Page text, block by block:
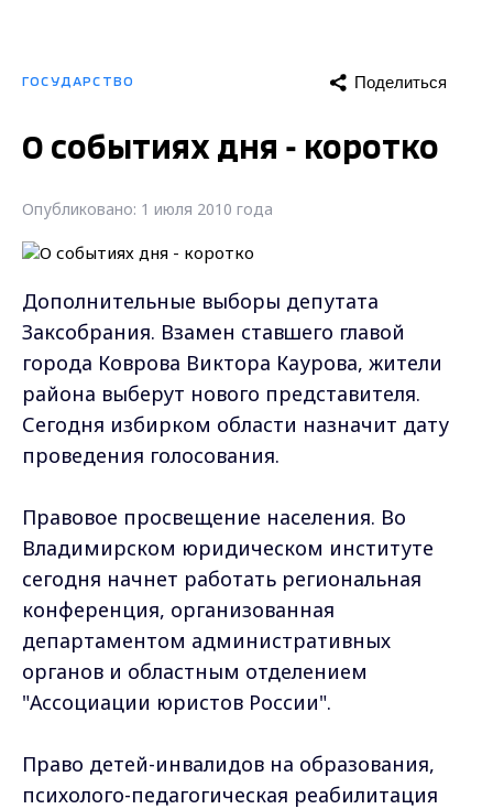
ГОСУДАРСТВО Поделиться
О событиях дня - коротко
Опубликовано: 1 июля 2010 года
Дополнительные выборы депутата
Заксобрания. Взамен ставшего главой
города Коврова Виктора Каурова, жители
района выберут нового представителя.
Сегодня избирком области назначит дату
проведения голосования.
Правовое просвещение населения. Во
Владимирском юридическом институте
сегодня начнет работать региональная
конференция, организованная
департаментом административных
органов и областным отделением
"Ассоциации юристов России".
Право детей-инвалидов на образования,
психолого-педагогическая реабилитация